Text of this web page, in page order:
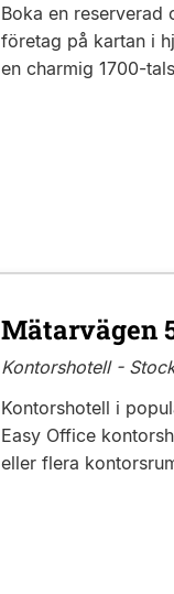
Boka en reserverad
företag på kartan i
en charmig 1700-
Mätarvägen
Kontorshotell -
Kontorshotell i
Easy Office
eller flera